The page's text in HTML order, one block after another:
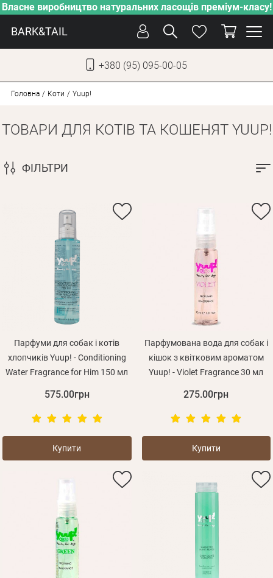
Власне виробництво натуральних ласощів преміум-класу!
BARK&TAIL
+380 (95) 095-00-05
ДОГЛЯД
НОВИНКИ
Оптовим клієнтам
Контакти
+380 (95) 095-00-05
Головна Коти Yuup!
ТОВАРИ ДЛЯ КОТІВ ТА КОШЕНЯТ YUUP!
ФІЛЬТРИ
Парфуми для собак і котів
хлопчиків Yuup! - Conditioning
Water Fragrance for Him 150 мл
575.00грн
Купити
Парфумована вода для собак і
кішок з квітковим ароматом
Yuup! - Violet Fragrance 30 мл
275.00грн
Купити